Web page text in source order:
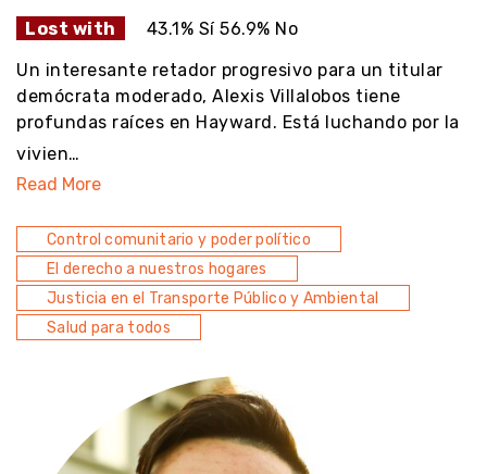
Lost with 43.1% Sí 56.9% No
Un interesante retador progresivo para un titular
demócrata moderado, Alexis Villalobos tiene
profundas raíces en Hayward. Está luchando por la
vivien…
Read More
Control comunitario y poder político
El derecho a nuestros hogares
Justicia en el Transporte Público y Ambiental
Salud para todos